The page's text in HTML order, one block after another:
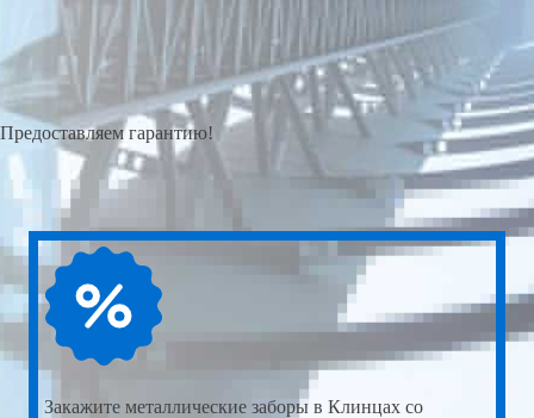
Предоставляем гарантию!
Закажите металлические заборы в Клинцах со